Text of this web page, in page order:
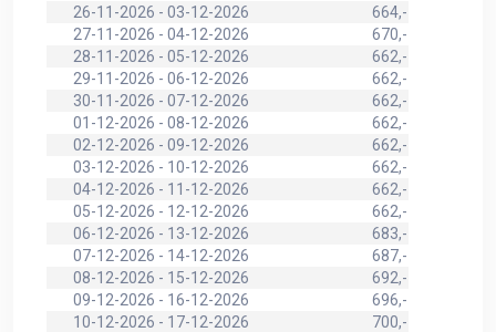
26-11-2026 - 03-12-2026
664,-
27-11-2026 - 04-12-2026
670,-
28-11-2026 - 05-12-2026
662,-
29-11-2026 - 06-12-2026
662,-
30-11-2026 - 07-12-2026
662,-
01-12-2026 - 08-12-2026
662,-
02-12-2026 - 09-12-2026
662,-
03-12-2026 - 10-12-2026
662,-
04-12-2026 - 11-12-2026
662,-
05-12-2026 - 12-12-2026
662,-
06-12-2026 - 13-12-2026
683,-
07-12-2026 - 14-12-2026
687,-
08-12-2026 - 15-12-2026
692,-
09-12-2026 - 16-12-2026
696,-
10-12-2026 - 17-12-2026
700,-